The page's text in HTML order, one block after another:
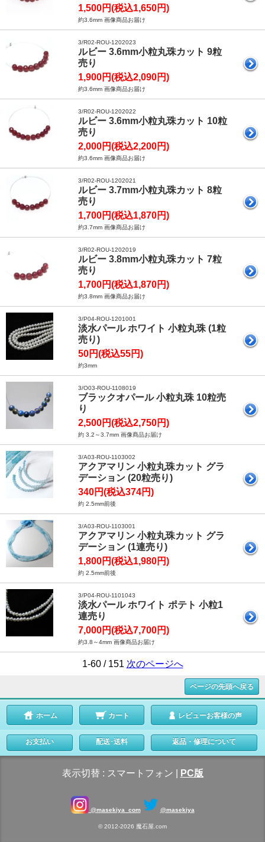
1,500円(税込1,650円)
約3.6mm 画像商品お届け
3/R02-ROU-1202023
ルビー 3.6mm小粒丸珠カット 9粒
売り
1,900円(税込2,090円)
約3.6mm 画像商品お届け
3/R02-ROU-1202022
ルビー 3.6mm小粒丸珠カット 10粒
売り
2,000円(税込2,200円)
約3.6mm 画像商品お届け
3/R02-ROU-1202021
ルビー 3.7mm小粒丸珠カット 8粒
売り
1,700円(税込1,870円)
約3.7mm 画像商品お届け
3/R02-ROU-1202019
ルビー 3.8mm小粒丸珠カット 7粒
売り
1,700円(税込1,870円)
約3.8mm 画像商品お届け
3/P04-ROU-1201001
淡水パール ホワイト 小粒丸珠 (1粒
売り)
50円(税込55円)
約3mm
3/O03-ROU-1108019
ブラックオパール 小粒丸珠 10粒売
り
2,500円(税込2,750円)
約 3.2～3.7mm 画像商品お届け
3/A03-ROU-1103002
アクアマリン 小粒丸珠カット グラ
デーション (20粒売り)
340円(税込374円)
約 2.5mm前後
3/A03-ROU-1103001
アクアマリン 小粒丸珠カット グラ
デーション (1連売り)
1,800円(税込1,980円)
約 2.5mm前後
3/P04-ROU-1101043
淡水パール ホワイト ポテト 小粒1
連売り
7,000円(税込7,700円)
約3.8～4mm 画像商品お届け
1-60 / 151 次のページへ
ページの先頭へ戻る
ホーム カート レビューお客様の声
お支払い 配送･送料 返品・修理について
表示切替 : スマートフォン PC版
@masekiya_com @masekiya
© 2012-2026 魔石屋.com